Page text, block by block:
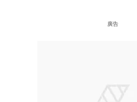
廣告